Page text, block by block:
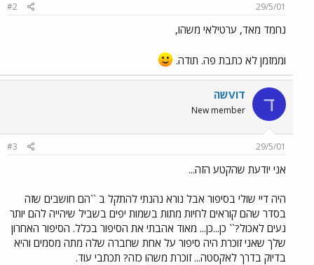
29/5/01
#2
נחמד מאד, ערטילאי משהו,
וממזמן לא כתבת פה. תודה.
ד דוVשה
New member
29/5/01
#3
אני יודעת שהקטע הזה...
היה דיי שולי בסיפור אבל נורא נהנתי להתקל ב ``הם חושבים שזה
בסדר שהם קוראים לחיות מתות בשמות יפים בשביל שיהייה להם יותר
נעים לאכול?`` כן...כן... מאוד אהבתי את הסיפור בכלל. הסיפור האחרון
שלך שאני זוכרת היה סיפור על אחת שחברה שלה מתה מסמים והיא
בדיוק בדרך לאקסטה... זוכרת משהו כזה? תכתבי עוד.